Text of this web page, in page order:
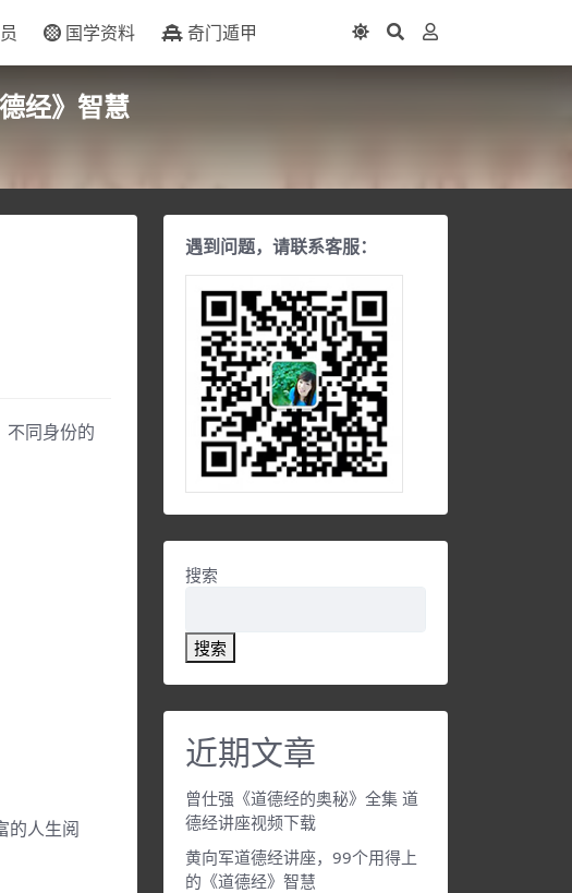
国学资料 奇门遁甲
经》智慧
不同身份的
的人生阅
遇到问题，请联系客服：
搜索
搜索
近期文章
曾仕强《道德经的奥秘》全集 道
德经讲座视频下载
黄向军道德经讲座，99个用得上
的《道德经》智慧